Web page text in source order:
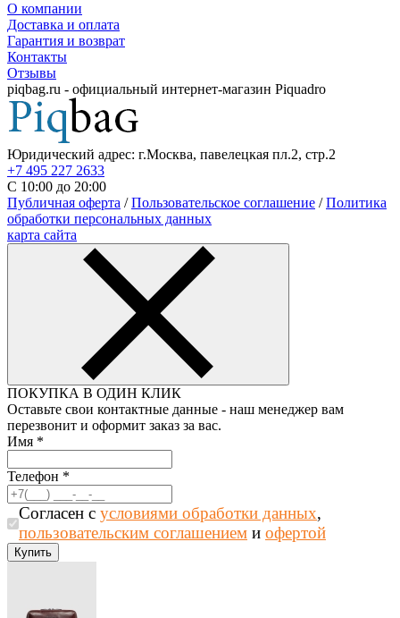
О компании
Доставка и оплата
Гарантия и возврат
Контакты
Отзывы
piqbag.ru - официальный интернет-магазин Piquadro
Юридический адрес: г.Москва, павелецкая пл.2, стр.2
+7 495 227 2633
С 10:00 до 20:00
Публичная оферта /Пользовательское соглашение /Политика
обработки персональных данных
карта сайта
ПОКУПКА В ОДИН КЛИК
Оставьте свои контактные данные - наш менеджер вам
перезвонит и оформит заказ за вас.
Имя *
Телефон *
Согласен с условиями обработки данных,
пользовательским соглашением и офертой